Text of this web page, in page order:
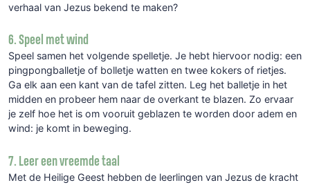
verhaal van Jezus bekend te maken?
6. Speel met wind
Speel samen het volgende spelletje. Je hebt hiervoor nodig: een
pingpongballetje of bolletje watten en twee kokers of rietjes.
Ga elk aan een kant van de tafel zitten. Leg het balletje in het
midden en probeer hem naar de overkant te blazen. Zo ervaar
je zelf hoe het is om vooruit geblazen te worden door adem en
wind: je komt in beweging.
7. Leer een vreemde taal
Met de Heilige Geest hebben de leerlingen van Jezus de kracht